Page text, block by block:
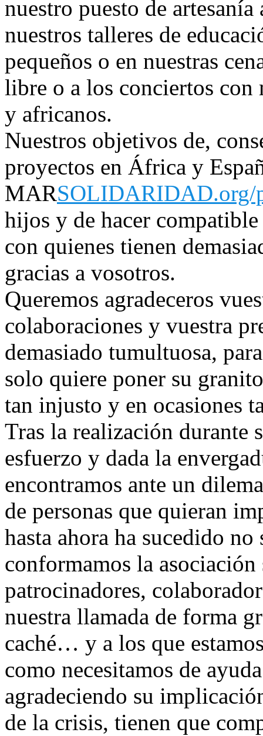
nuestro puesto de
nuestros talleres de
pequeños o en nuestras
libre o a los conciertos con
y africanos.
Nuestros objetivos de,
proyectos en África y
MARSOLIDARIDAD.org/
hijos y de hacer
con quienes tienen
gracias a vosotros.
Queremos agradeceros
colaboraciones y vuestra
demasiado tumultuosa,
solo quiere poner su
tan injusto y en ocasiones
Tras la realización durante
esfuerzo y dada la
encontramos ante un
de personas que quieran
hasta ahora ha sucedido
conformamos la
patrocinadores,
nuestra llamada de forma
caché… y a los que
como necesitamos de
agradeciendo su
de la crisis, tienen que